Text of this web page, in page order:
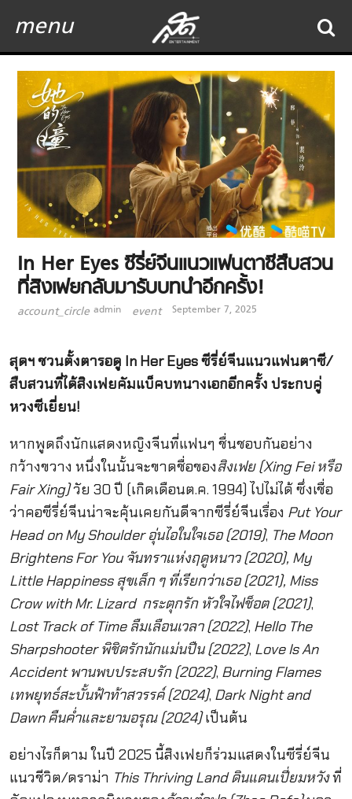
menu
In Her Eyes ซีรี่ย์จีนแนวแฟนตาซีสืบสวน
ที่สิงเฟยกลับมารับบทนำอีกครั้ง!
account_circle admin event September 7, 2025
สุดฯ ชวนตั้งตารอดู In Her Eyes ซีรี่ย์จีนแนวแฟนตาซี/
สืบสวนที่ได้สิงเฟยคัมแบ็คบทนางเอกอีกครั้ง ประกบคู่
หวงซีเยี่ยน!
หากพูดถึงนักแสดงหญิงจีนที่แฟนๆ ชื่นชอบกันอย่าง
กว้างขวาง หนึ่งในนั้นจะขาดชื่อของสิงเฟย (Xing Fei หรือ
Fair Xing)วัย 30 ปี (เกิดเดือนต.ค. 1994) ไปไม่ได้ ซึ่งเชื่อ
ว่าคอซีรี่ย์จีนน่าจะคุ้นเคยกันดีจากซีรี่ย์จีนเรื่อง Put Your
Head on My Shoulder อุ่นไอในใจเธอ (2019), The Moon
Brightens For You จันทราแห่งฤดูหนาว (2020), My
Little Happiness สุขเล็ก ๆ ที่เรียกว่าเธอ (2021), Miss
Crow with Mr. Lizard กระตุกรัก หัวใจไฟช็อต(2021),
Lost Track of Time ลืมเลือนเวลา (2022), Hello The
Sharpshooter พิชิตรักนักแม่นปืน (2022), Love Is An
Accident พานพบประสบรัก (2022), Burning Flames
เทพยุทธ์สะบั้นฟ้าท้าสวรรค์ (2024), Dark Night and
Dawn คืนค่ำและยามอรุณ (2024)เป็นต้น
อย่างไรก็ตาม ในปี 2025 นี้สิงเฟยก็ร่วมแสดงในซีรี่ย์จีน
แนวชีวิต/ดราม่า This Thriving Land ดินแดนเปี่ยมหวังที่